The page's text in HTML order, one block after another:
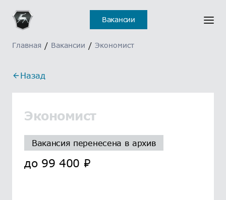
Вакансии
Главная / Вакансии / Экономист
Назад
Экономист
Вакансия перенесена в архив
до 99 400 ₽